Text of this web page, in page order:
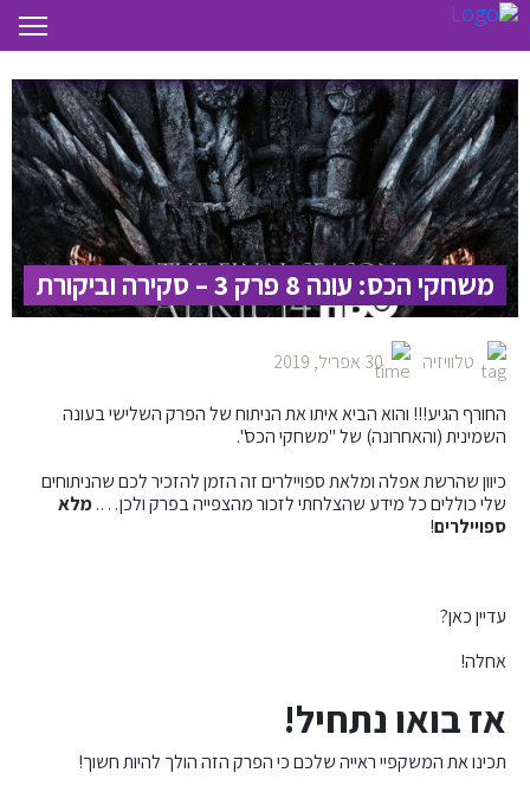
משחקי הכס: עונה 8 פרק 3 – סקירה וביקורת
טלוויזיה 30 אפריל, 2019
החורף הגיע!!! והוא הביא איתו את הניתוח של הפרק השלישי בעונה
השמינית (והאחרונה) של "משחקי הכס".
כיוון שהרשת אפלה ומלאת ספויילרים זה הזמן להזכיר לכם שהניתוחים
שלי כוללים כל מידע שהצלחתי לזכור מהצפייה בפרק ולכן….מלא
ספויילרים!
עדיין כאן?
אחלה!
אז בואו נתחיל!
תכינו את המשקפיי ראייה שלכם כי הפרק הזה הולך להיות חשוך!